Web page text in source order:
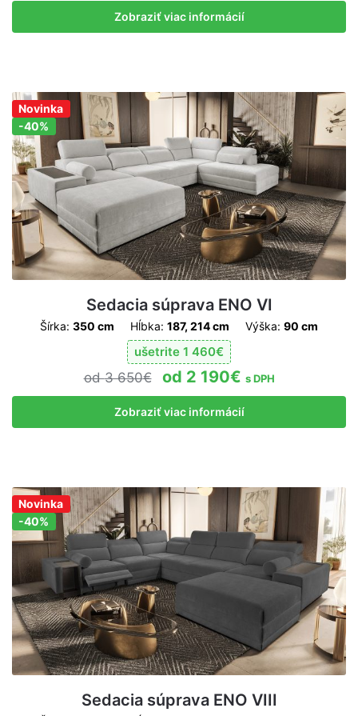
Zobraziť viac informácií
Zľava!
-40%
Novinka
Sedacia súprava ENO VI
Šírka: 350 cm Hĺbka: 187, 214 cm Výška: 90 cm
ušetrite 1 460€
3 650€ 2 190€ s DPH
Zobraziť viac informácií
Zľava!
-40%
Novinka
Sedacia súprava ENO VIII